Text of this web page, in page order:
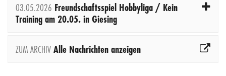
03.05.2026 Freundschaftsspiel Hobbyliga / Kein
Training am 20.05. in Giesing
ZUM ARCHIVAlle Nachrichten anzeigen